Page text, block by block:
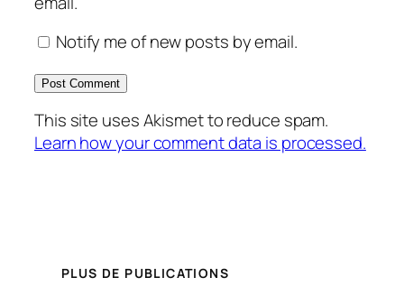
Notify me of new posts by email.
This site uses Akismet to reduce spam.
Learn how your comment data is processed.
PLUS DE PUBLICATIONS